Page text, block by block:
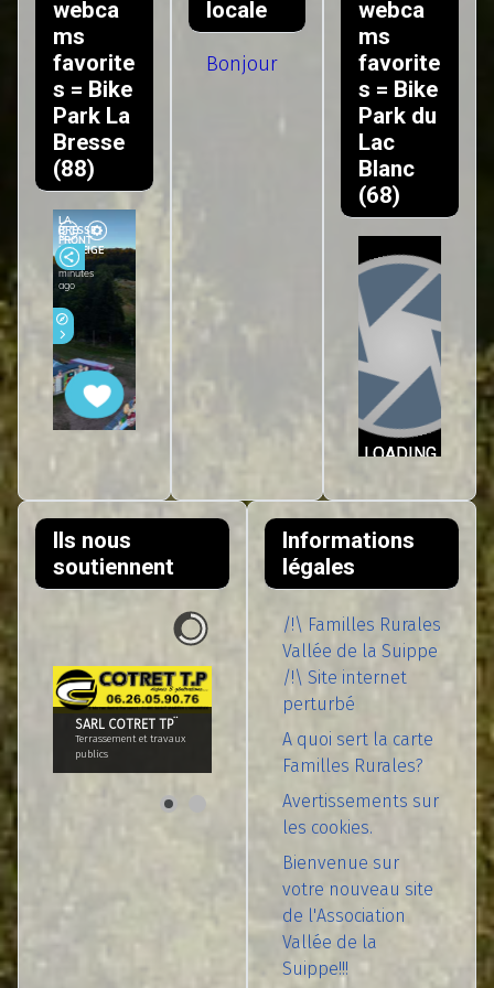
webca
ms
favorite
s = Bike
Park La
Bresse
(88)
locale
Bonjour
webca
ms
favorite
s = Bike
Park du
Lac
Blanc
(68)
Ils nous
soutiennent
SARL COTRET TP¨
Terrassement et travaux
publics
Informations
légales
/!\ Familles Rurales
Vallée de la Suippe
/!\ Site internet
perturbé
A quoi sert la carte
Familles Rurales?
Avertissements sur
les cookies.
Bienvenue sur
votre nouveau site
de l'Association
Vallée de la
Suippe!!!